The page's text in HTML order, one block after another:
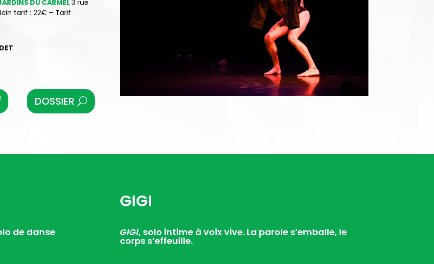
DU CARMEL3 rue
tarif : 22€ – Tarif
DOSSIER
de danse
GIGI
GIGI, solo intime à voix vive. La parole s’emballe, le
corps s’effeuille.